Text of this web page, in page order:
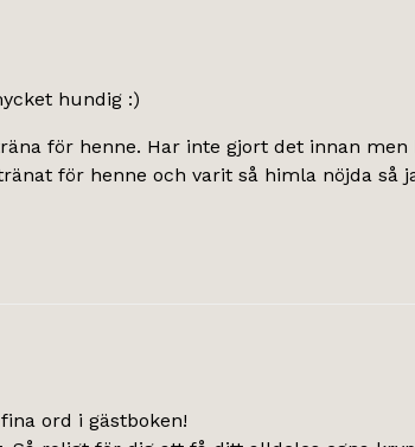
hundig :)
för henne. Har inte gjort det innan
för henne och varit så himla nöjda
ord i gästboken!